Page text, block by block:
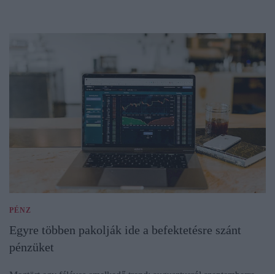
PÉNZ
Egyre többen pakolják ide a befektetésre szánt
pénzüket